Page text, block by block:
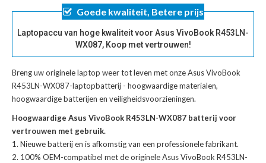
Goede kwaliteit, Betere prijs
Laptopaccu van hoge kwaliteit voor Asus VivoBook R453LN-
WX087, Koop met vertrouwen!
Breng uw originele laptop weer tot leven met onzeAsus VivoBook
R453LN-WX087-laptopbatterij - hoogwaardige materialen,
hoogwaardige batterijen en veiligheidsvoorzieningen.
Hoogwaardige Asus VivoBook R453LN-WX087 batterij voor
vertrouwen met gebruik.
Nieuwe batterij en is afkomstig van een professionele fabrikant.
100% OEM-compatibel met deoriginele Asus VivoBook R453LN-